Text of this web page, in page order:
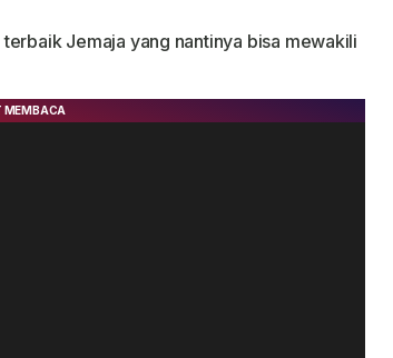
Jemaja yang nantinya bisa mewakili